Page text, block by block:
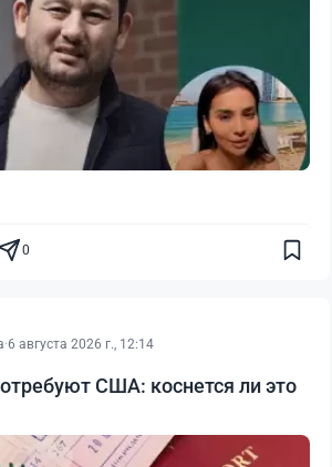
0
·6 августа 2026 г., 12:14
США: коснется ли это